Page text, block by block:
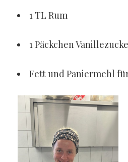
1 TL Rum
1 Päckchen
Fett und Paniermehl